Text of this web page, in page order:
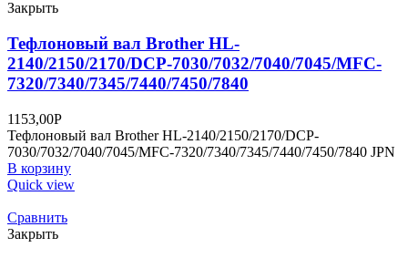
Закрыть
Тефлоновый вал Brother HL-
2140/2150/2170/DCP-7030/7032/7040/7045/MFC-
7320/7340/7345/7440/7450/7840
1153,00Р
Тефлоновый вал Brother HL-2140/2150/2170/DCP-
7030/7032/7040/7045/MFC-7320/7340/7345/7440/7450/7840 JPN
В корзину
Quick view
Сравнить
Закрыть